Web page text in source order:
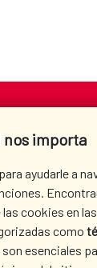
importa
ayudarle a
las cookies en
como
son esenciales
4 - 28040 Madrid